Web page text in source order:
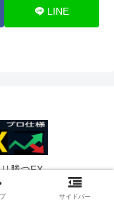
LINE
勝つFX.
サイドバー